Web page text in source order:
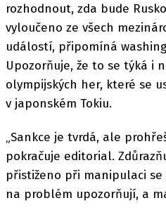
rozhodnout, zda bude
vyloučeno ze všech
událostí, připomíná
Upozorňuje, že to se týká i
olympijských her, které se
v japonském Tokiu.
„Sankce je tvrdá, ale
pokračuje editorial.
přistiženo při manipulaci se
na problém upozorňují, a